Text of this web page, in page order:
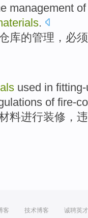
management of
.
库的管理 ， 必须
used in
of fire-
料进行装修，
客 技术博客 诚聘英才